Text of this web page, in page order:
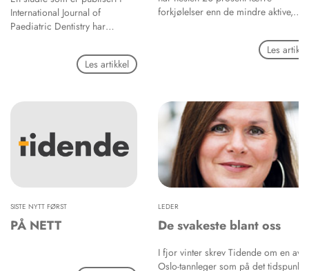
International Journal of
Paediatric Dentistry har
høyere grad enn andre utvikler
tannlegeskrekk, eller
Det ser ikke ut til å være tilfelle.
åringer og 108 jevnaldrende
som var født på termin, fikk
og det var ingen forskjell på
de to gruppene.
Les artikkel
forkjølelser enn de mindre aktive,
doktoravhandling fra det svenske
Karolinska Institutet (KI), som sier at
Les
SISTE NYTT FØRST
PÅ NETT
LEDER
De svakeste blant oss
I fjor vinter skrev Tidende om en av
Oslo-tannleger som på det